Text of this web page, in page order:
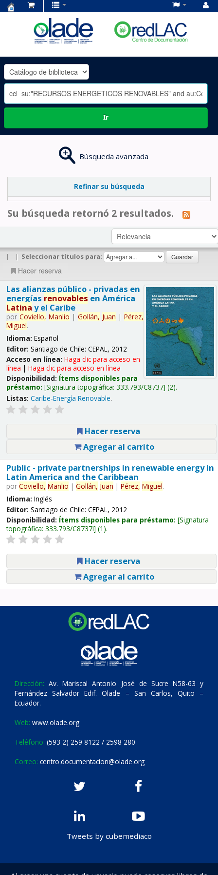
OLADE
-
Ir
Búsqueda avanzada
Refinar su búsqueda
Su búsqueda retornó 2 resultados.
| | Seleccionar títulos para:
Hacer reserva
Las alianzas público - privadas en
energías renovables en América
Latina y el Caribe
por Coviello, Manlio | Gollán, Juan | Pérez,
Miguel.
Idioma: Español
Editor: Santiago de Chile: CEPAL, 2012
Acceso en línea: Haga clic para acceso en
línea | Haga clic para acceso en línea
Disponibilidad: Ítems disponibles para
préstamo: Signatura topográfica: 333.793/C8737 (2).
Listas: Caribe-Energía Renovable.
Hacer reserva
Agregar al carrito
Public - private partnerships in renewable energy in
Latin America and the Caribbean
por Coviello, Manlio | Gollán, Juan | Pérez, Miguel.
Idioma: Inglés
Editor: Santiago de Chile: CEPAL, 2012
Disponibilidad: Ítems disponibles para préstamo: Signatura
topográfica: 333.793/C8737i (1).
Hacer reserva
Agregar al carrito
Dirección: Av. Mariscal Antonio José de Sucre N58-63 y
Fernández Salvador Edif. Olade – San Carlos, Quito –
Ecuador.
Web: www.olade.org
Teléfono: (593 2) 259 8122 / 2598 280
Correo: centro.documentacion@olade.org
Tweets by cubemediaco